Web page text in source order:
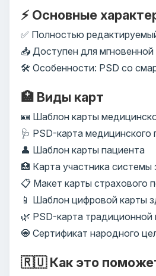
⚡ Основные
✅ Полностью
📥 Доступен для мгновенной
🛠️ Особенности: PSD со
🏥 Виды карт
🪪 Шаблон карты
🩺 PSD-карта медицинского
👤 Шаблон карты пациента
🏥 Карта участника системы
📋 Макет карты страхового
📱 Шаблон цифровой карты
🌿 PSD-карта
🧿 Сертификат народного
🇷🇺 Как это